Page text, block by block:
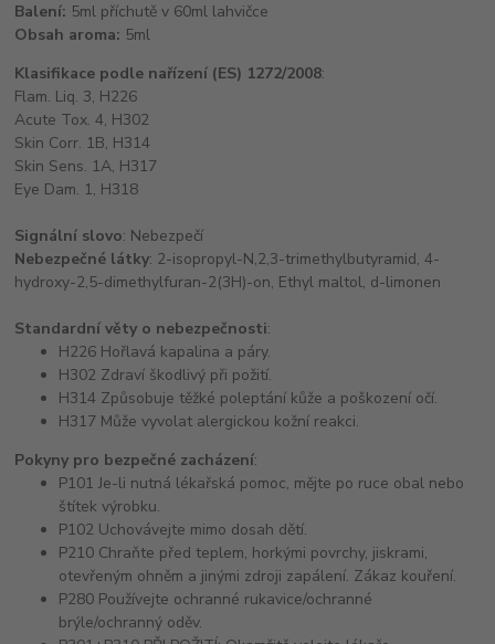
Balení: 5ml příchutě v 60ml lahvičce
Obsah aroma: 5ml
Klasifikace podle nařízení (ES) 1272/2008:
Flam. Liq. 3, H226
Acute Tox. 4, H302
Skin Corr. 1B, H314
Skin Sens. 1A, H317
Eye Dam. 1, H318
Signální slovo: Nebezpečí
Nebezpečné látky: 2-isopropyl-N,2,3-trimethylbutyramid, 4-
hydroxy-2,5-dimethylfuran-2(3H)-on, Ethyl maltol, d-limonen
Standardní věty o nebezpečnosti:
H226 Hořlavá kapalina a páry.
H302 Zdraví škodlivý při požití.
H314 Způsobuje těžké poleptání kůže a poškození očí.
H317 Může vyvolat alergickou kožní reakci.
Pokyny pro bezpečné zacházení:
P101 Je-li nutná lékařská pomoc, mějte po ruce obal nebo
štítek výrobku.
P102 Uchovávejte mimo dosah dětí.
P210 Chraňte před teplem, horkými povrchy, jiskrami,
otevřeným ohněm a jinými zdroji zapálení. Zákaz kouření.
P280 Používejte ochranné rukavice/ochranné
brýle/ochranný oděv.